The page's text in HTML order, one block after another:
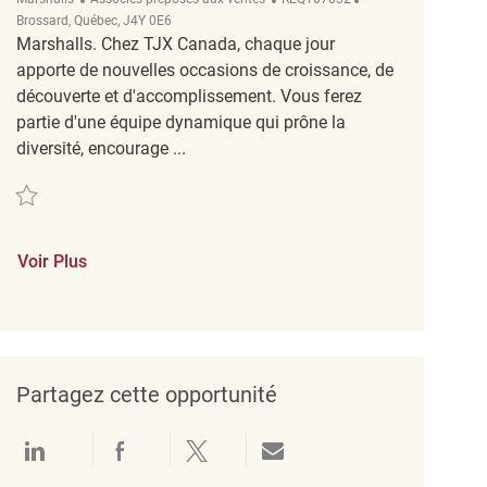
Brossard, Québec, J4Y 0E6
Marshalls. Chez TJX Canada, chaque jour
apporte de nouvelles occasions de croissance, de
découverte et d'accomplissement. Vous ferez
partie d'une équipe dynamique qui prône la
diversité, encourage ...
Sauvegarder Coordonnateur /Coordonnatrice Service Clientele Exploitation
Voir Plus
Partagez cette opportunité
Partager via LinkedInPartager via Facebook
Partager via twitterPartager par e-mail